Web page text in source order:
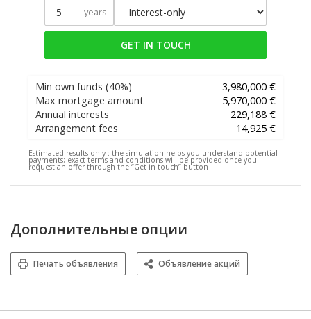
years
GET IN TOUCH
Min own funds (40%)
3,980,000 €
Max mortgage amount
5,970,000 €
Annual interests
229,188 €
Arrangement fees
14,925 €
Estimated results only : the simulation helps you understand potential
payments; exact terms and conditions will be provided once you
request an offer through the “Get in touch” button
Дополнительные опции
Печать объявления Объявление акций